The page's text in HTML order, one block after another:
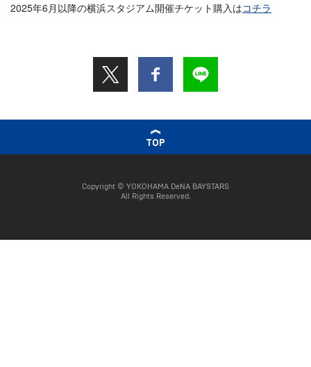
2025年6月以降の横浜スタジアム開催チケット購入はコチラ
TOP
Copyright © YOKOHAMA DeNA BAYSTARS
All Rights Reserved.